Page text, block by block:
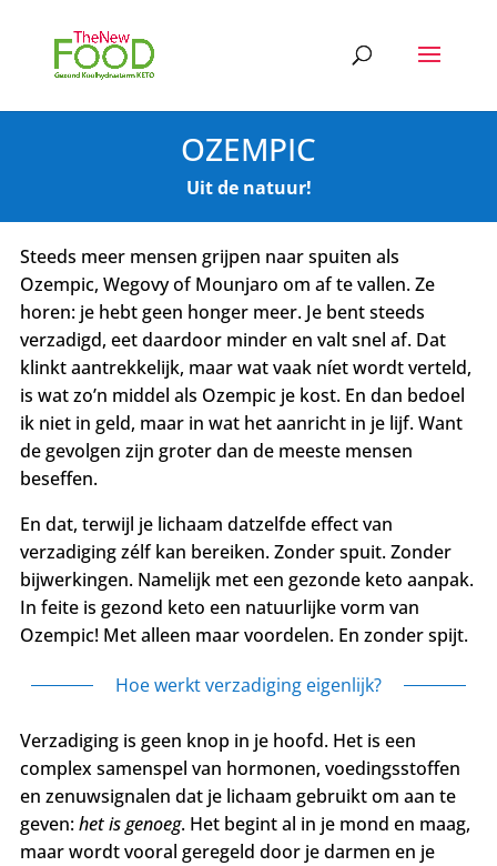
OZEMPIC
Uit de natuur!
Steeds meer mensen grijpen naar spuiten als
Ozempic, Wegovy of Mounjaro om af te vallen. Ze
horen: je hebt geen honger meer. Je bent steeds
verzadigd, eet daardoor minder en valt snel af. Dat
klinkt aantrekkelijk, maar wat vaak níet wordt verteld,
is wat zo’n middel als Ozempic je kost. En dan bedoel
ik niet in geld, maar in wat het aanricht in je lijf. Want
de gevolgen zijn groter dan de meeste mensen
beseffen.
En dat, terwijl je lichaam datzelfde effect van
verzadiging zélf kan bereiken. Zonder spuit. Zonder
bijwerkingen. Namelijk met een gezonde keto aanpak.
In feite is gezond keto een natuurlijke vorm van
Ozempic! Met alleen maar voordelen. En zonder spijt.
Hoe werkt verzadiging eigenlijk?
Verzadiging is geen knop in je hoofd. Het is een
complex samenspel van hormonen, voedingsstoffen
en zenuwsignalen dat je lichaam gebruikt om aan te
geven:het is genoeg. Het begint al in je mond en maag,
maar wordt vooral geregeld door je darmen en je